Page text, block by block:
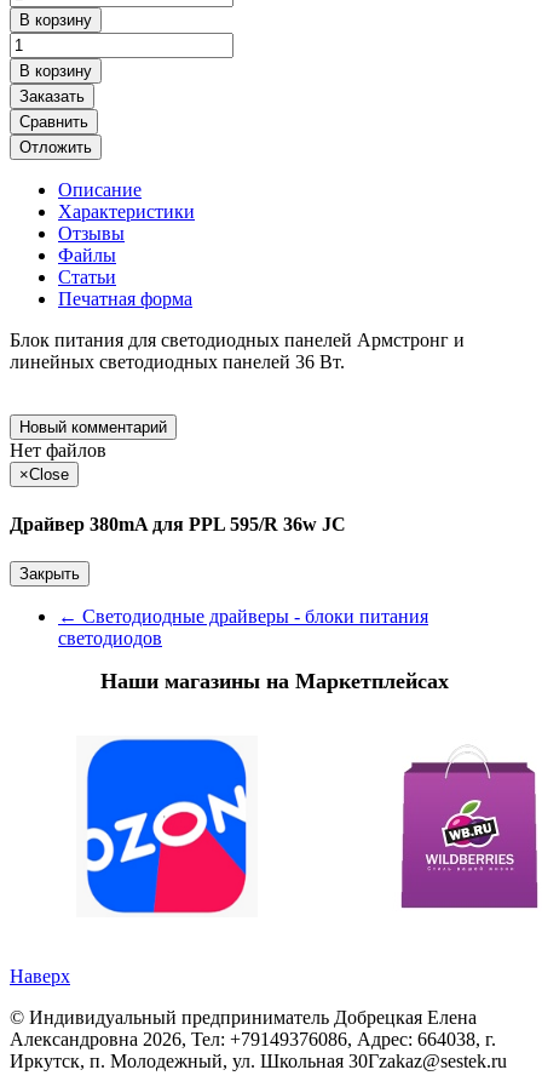
В корзину
В корзину
Заказать
Сравнить
Отложить
Описание
Характеристики
Отзывы
Файлы
Статьи
Печатная форма
Блок питания для светодиодных панелей Армстронг и
линейных светодиодных панелей 36 Вт.
Новый комментарий
Нет файлов
×Close
Драйвер 380mA для PPL 595/R 36w JC
Закрыть
← Светодиодные драйверы - блоки питания
светодиодов
Наши магазины на Маркетплейсах
Наверх
© Индивидуальный предприниматель Добрецкая Елена
Александровна 2026, Тел: +79149376086, Адрес: 664038, г.
Иркутск, п. Молодежный, ул. Школьная 30Гzakaz@sestek.ru